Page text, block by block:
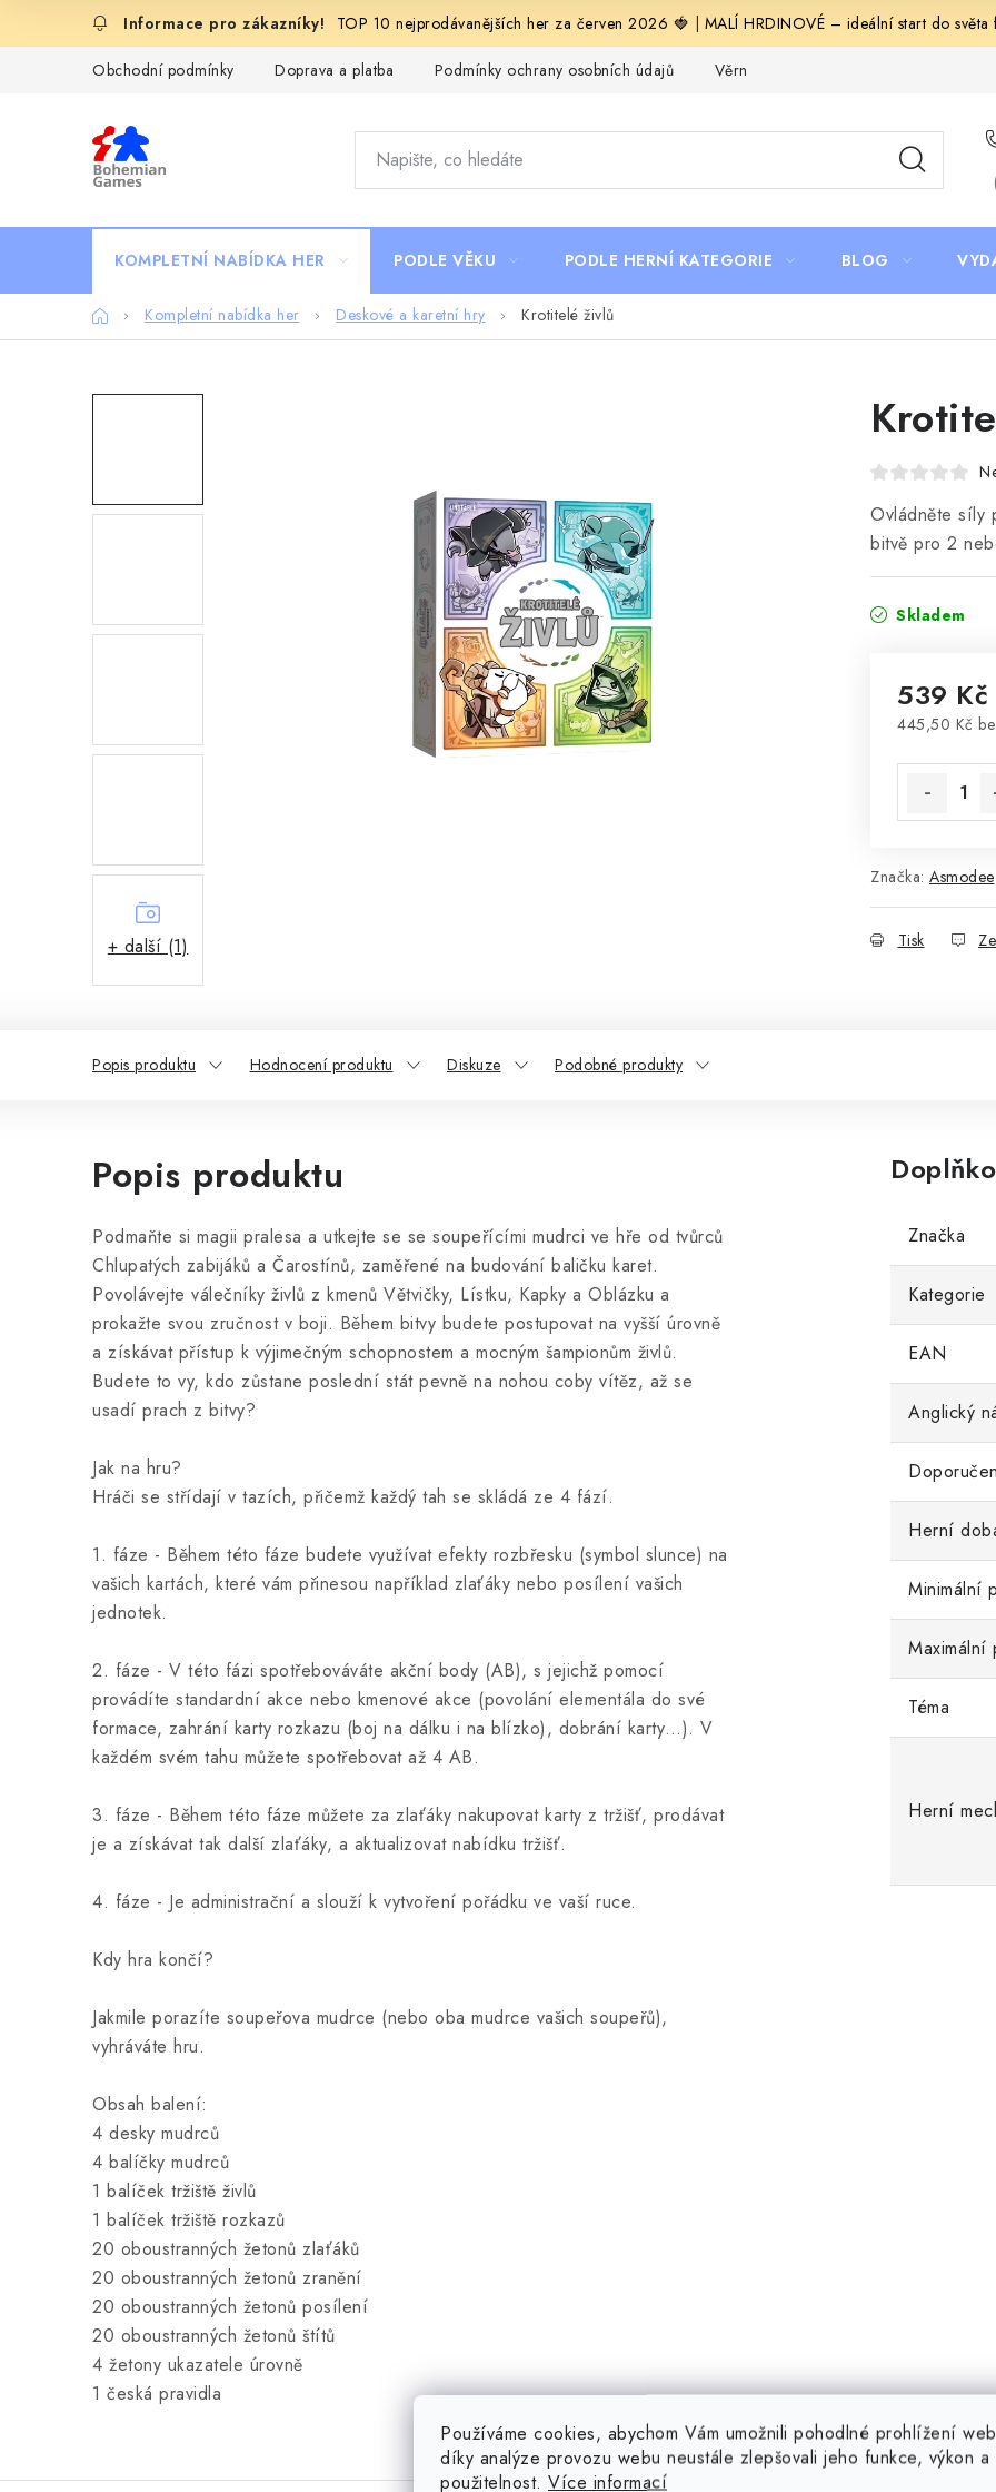
Používáme cookies, abychom Vám umožnili pohodlné prohlížení
díky analýze provozu webu neustále zlepšovali jeho funkce, výkon a
použitelnost. Více informací
TOP 10 nejprodávanějších her za červen 2026 🍓 MALÍ HRDINOVÉ – ideální start do
Obchodní podmínky Doprava a platba Podmínky ochrany osobních údajů Věrnostní program Staň se bohémem!
KOMPLETNÍ NABÍDKA HER PODLE VĚKU PODLE HERNÍ KATEGORIE BLOG
DomůKompletní nabídka her Deskové a karetní hry Krotitelé živlů
+ další (1)
Ovládněte síly
bitvě pro 2
Skladem
539 Kč
445,50 Kč
Značka: Asmodee
Tisk
Popis produktu Hodnocení produktu Diskuze Podobné produkty
Popis produktu
Podmaňte si magii pralesa a utkejte se se soupeřícími mudrci ve hře od tvůrců
Chlupatých zabijáků a Čarostínů, zaměřené na budování baličku karet.
Povolávejte válečníky živlů z kmenů Větvičky, Lístku, Kapky a Oblázku a
prokažte svou zručnost v boji. Během bitvy budete postupovat na vyšší úrovně
a získávat přístup k výjimečným schopnostem a mocným šampionům živlů.
Budete to vy, kdo zůstane poslední stát pevně na nohou coby vítěz, až se
usadí prach z bitvy?
Jak na hru?
Hráči se střídají v tazích, přičemž každý tah se skládá ze 4 fází.
1. fáze - Během této fáze budete využívat efekty rozbřesku (symbol slunce) na
vašich kartách, které vám přinesou například zlaťáky nebo posílení vašich
jednotek.
2. fáze - V této fázi spotřebováváte akční body (AB), s jejichž pomocí
provádíte standardní akce nebo kmenové akce (povolání elementála do své
formace, zahrání karty rozkazu (boj na dálku i na blízko), dobrání karty…). V
každém svém tahu můžete spotřebovat až 4 AB.
3. fáze - Během této fáze můžete za zlaťáky nakupovat karty z tržišť, prodávat
je a získávat tak další zlaťáky, a aktualizovat nabídku tržišť.
4. fáze - Je administrační a slouží k vytvoření pořádku ve vaší ruce.
Kdy hra končí?
Jakmile porazíte soupeřova mudrce (nebo oba mudrce vašich soupeřů),
vyhráváte hru.
Obsah balení:
4 desky mudrců
4 balíčky mudrců
1 balíček tržiště živlů
1 balíček tržiště rozkazů
20 oboustranných žetonů zlaťáků
20 oboustranných žetonů zranění
20 oboustranných žetonů posílení
20 oboustranných žetonů štítů
4 žetony ukazatele úrovně
1 česká pravidla
Značka
Kategorie
EAN
Anglický
Herní
Minimální
Maximální
Téma
Herní